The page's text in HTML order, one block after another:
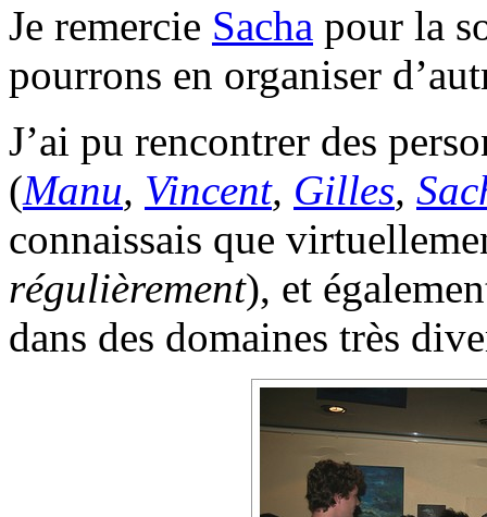
Je remercie Sacha pour la
pourrons en organiser
J’ai pu rencontrer des
(Manu, Vincent, Gilles,
connaissais que
régulièrement), et
dans des domaines très